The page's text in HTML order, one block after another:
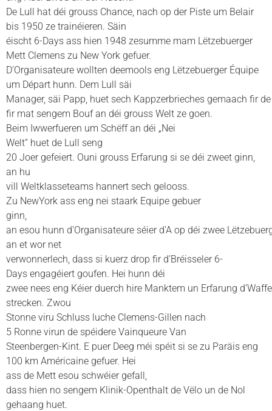
De Lull hat déi grouss Chance, nach op der Piste um Belair
bis 1950 ze trainéieren. Säin
éischt 6-Days ass hien 1948 zesumme mam Lëtzebuerger
Mett Clemens zu New York gefuer.
D’Organisateure wollten deemools eng Lëtzebuerger Équipe
um Départ hunn. Dem Lull säi
Manager, säi Papp, huet sech Kappzerbrieches gemaach fir
fir mat sengem Bouf an déi grouss Welt ze goen.
Beim Iwwerfueren um Schëff an déi „Nei
Welt“ huet de Lull seng
20 Joer gefeiert. Ouni grouss Erfarung si se déi zweet ginn,
an hu
vill Weltklasseteams hannert sech gelooss.
Zu NewYork ass eng nei staark Equipe gebuer
ginn,
an esou hunn d’Organisateure séier d’A op déi zwee
an et wor net
verwonnerlech, dass si kuerz drop fir d’Bréisseler 6-
Days engagéiert goufen. Hei hunn déi
zwee nees eng Kéier duerch hire Manktem un Erfarung
strecken. Zwou
Stonne viru Schluss luche Clemens-Gillen nach
5 Ronne virun de spéidere Vainqueure Van
Steenbergen-Kint. E puer Deeg méi spéit si se zu Paräis eng
100 km Américaine gefuer. Hei
ass de Mett esou schwéier gefall,
dass hien no sengem Klinik-Openthalt de Vëlo un de Nol
gehaang huet.